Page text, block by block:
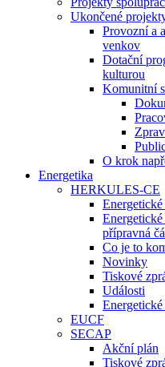
Ukončené
Provozní a
venkov
Dotační
kulturou
Komunitní
O krok
Energetika
HERKULES-CE
přípravná
Co je to
Novinky
Tiskové
Události
EUCF
SECAP
Akční plán
Tiskové